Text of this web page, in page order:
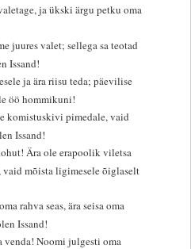
ja ükski ärgu petku oma
juures valet; sellega sa teotad
Issand!
ja ära riisu teda; päevilise
öö hommikuni!
komistuskivi pimedale, vaid
Issand!
Ära ole erapoolik viletsa
vaid mõista ligimesele õiglaselt
rahva seas, ära seisa oma
Issand!
venda! Noomi julgesti oma